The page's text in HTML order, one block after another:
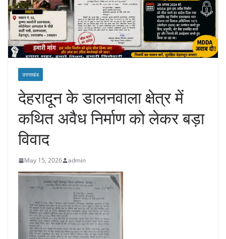
उत्तराखंड
देहरादून के डालनवाला क्षेत्र में
कथित अवैध निर्माण को लेकर बड़ा
विवाद
May 15, 2026 admin